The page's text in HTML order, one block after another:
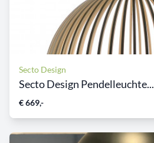
Secto Design
Secto Design Pendelleuchte...
€ 669,-